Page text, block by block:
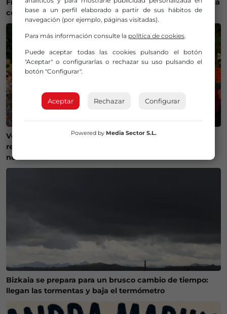
Fiestas de Maruri-Jatabe del 6 al 10 de agosto: programa
completo
Vecinos de la Merindad de Montija reclaman la
reapertura de la farmacia de Villasante: «Es una
necesidad»
Bizkaia se prepara para un brusco cambio de tiempo:
llegan las tormentas y baja el termómetro
base a un perfil elaborado a partir de sus hábitos de
navegación (por ejemplo, páginas visitadas).
Para más información consulte la política de cookies.
Puede aceptar todas las cookies pulsando el botón
"Aceptar" o configurarlas o rechazar su uso pulsando el
botón "Configurar".
Aceptar Rechazar Configurar
Powered by Media Sector S.L.